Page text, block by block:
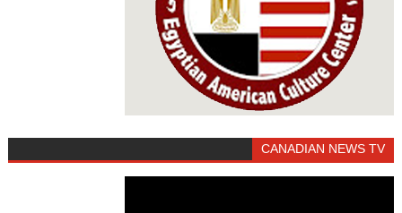
CANADIAN NEWS TV